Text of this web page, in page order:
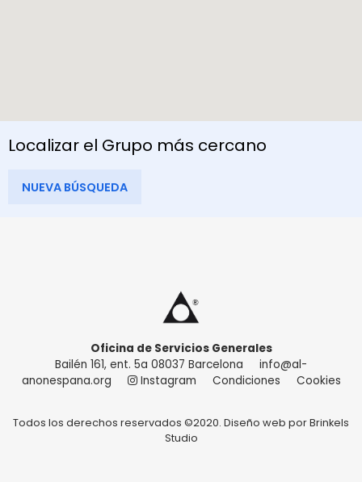
Localizar el Grupo más cercano
NUEVA BÚSQUEDA
Oficina de Servicios Generales
Bailén 161, ent. 5a 08037 Barcelona
info@al-
anonespana.org
Instagram Condiciones Cookies
Todos los derechos reservados ©2020. Diseño web porBrinkels
Studio